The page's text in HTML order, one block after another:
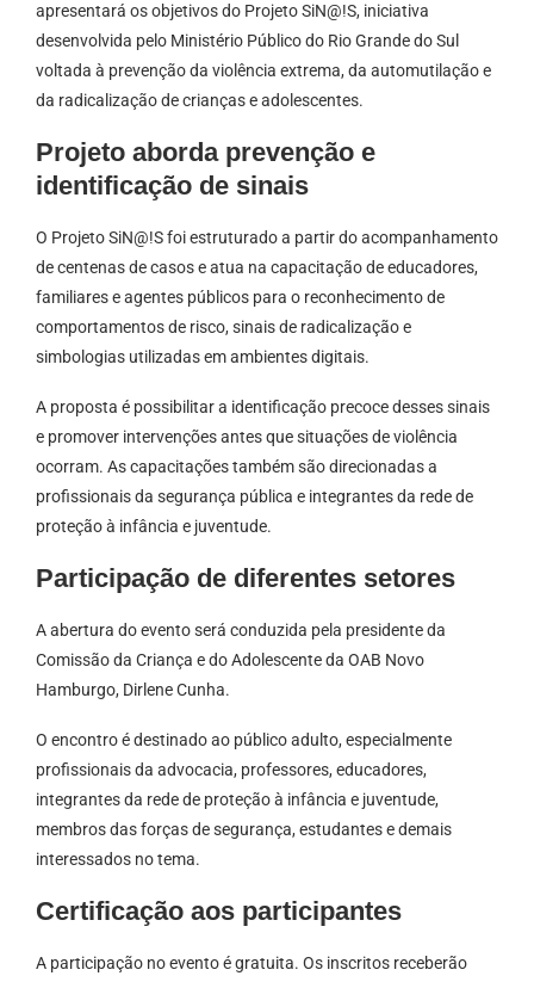
apresentará os objetivos do Projeto SiN@!S, iniciativa
desenvolvida pelo Ministério Público do Rio Grande do Sul
voltada à prevenção da violência extrema, da automutilação e
da radicalização de crianças e adolescentes.
Projeto aborda prevenção e
identificação de sinais
O Projeto SiN@!S foi estruturado a partir do acompanhamento
de centenas de casos e atua na capacitação de educadores,
familiares e agentes públicos para o reconhecimento de
comportamentos de risco, sinais de radicalização e
simbologias utilizadas em ambientes digitais.
A proposta é possibilitar a identificação precoce desses sinais
e promover intervenções antes que situações de violência
ocorram. As capacitações também são direcionadas a
profissionais da segurança pública e integrantes da rede de
proteção à infância e juventude.
Participação de diferentes setores
A abertura do evento será conduzida pela presidente da
Comissão da Criança e do Adolescente da OAB Novo
Hamburgo, Dirlene Cunha.
O encontro é destinado ao público adulto, especialmente
profissionais da advocacia, professores, educadores,
integrantes da rede de proteção à infância e juventude,
membros das forças de segurança, estudantes e demais
interessados no tema.
Certificação aos participantes
A participação no evento é gratuita. Os inscritos receberão